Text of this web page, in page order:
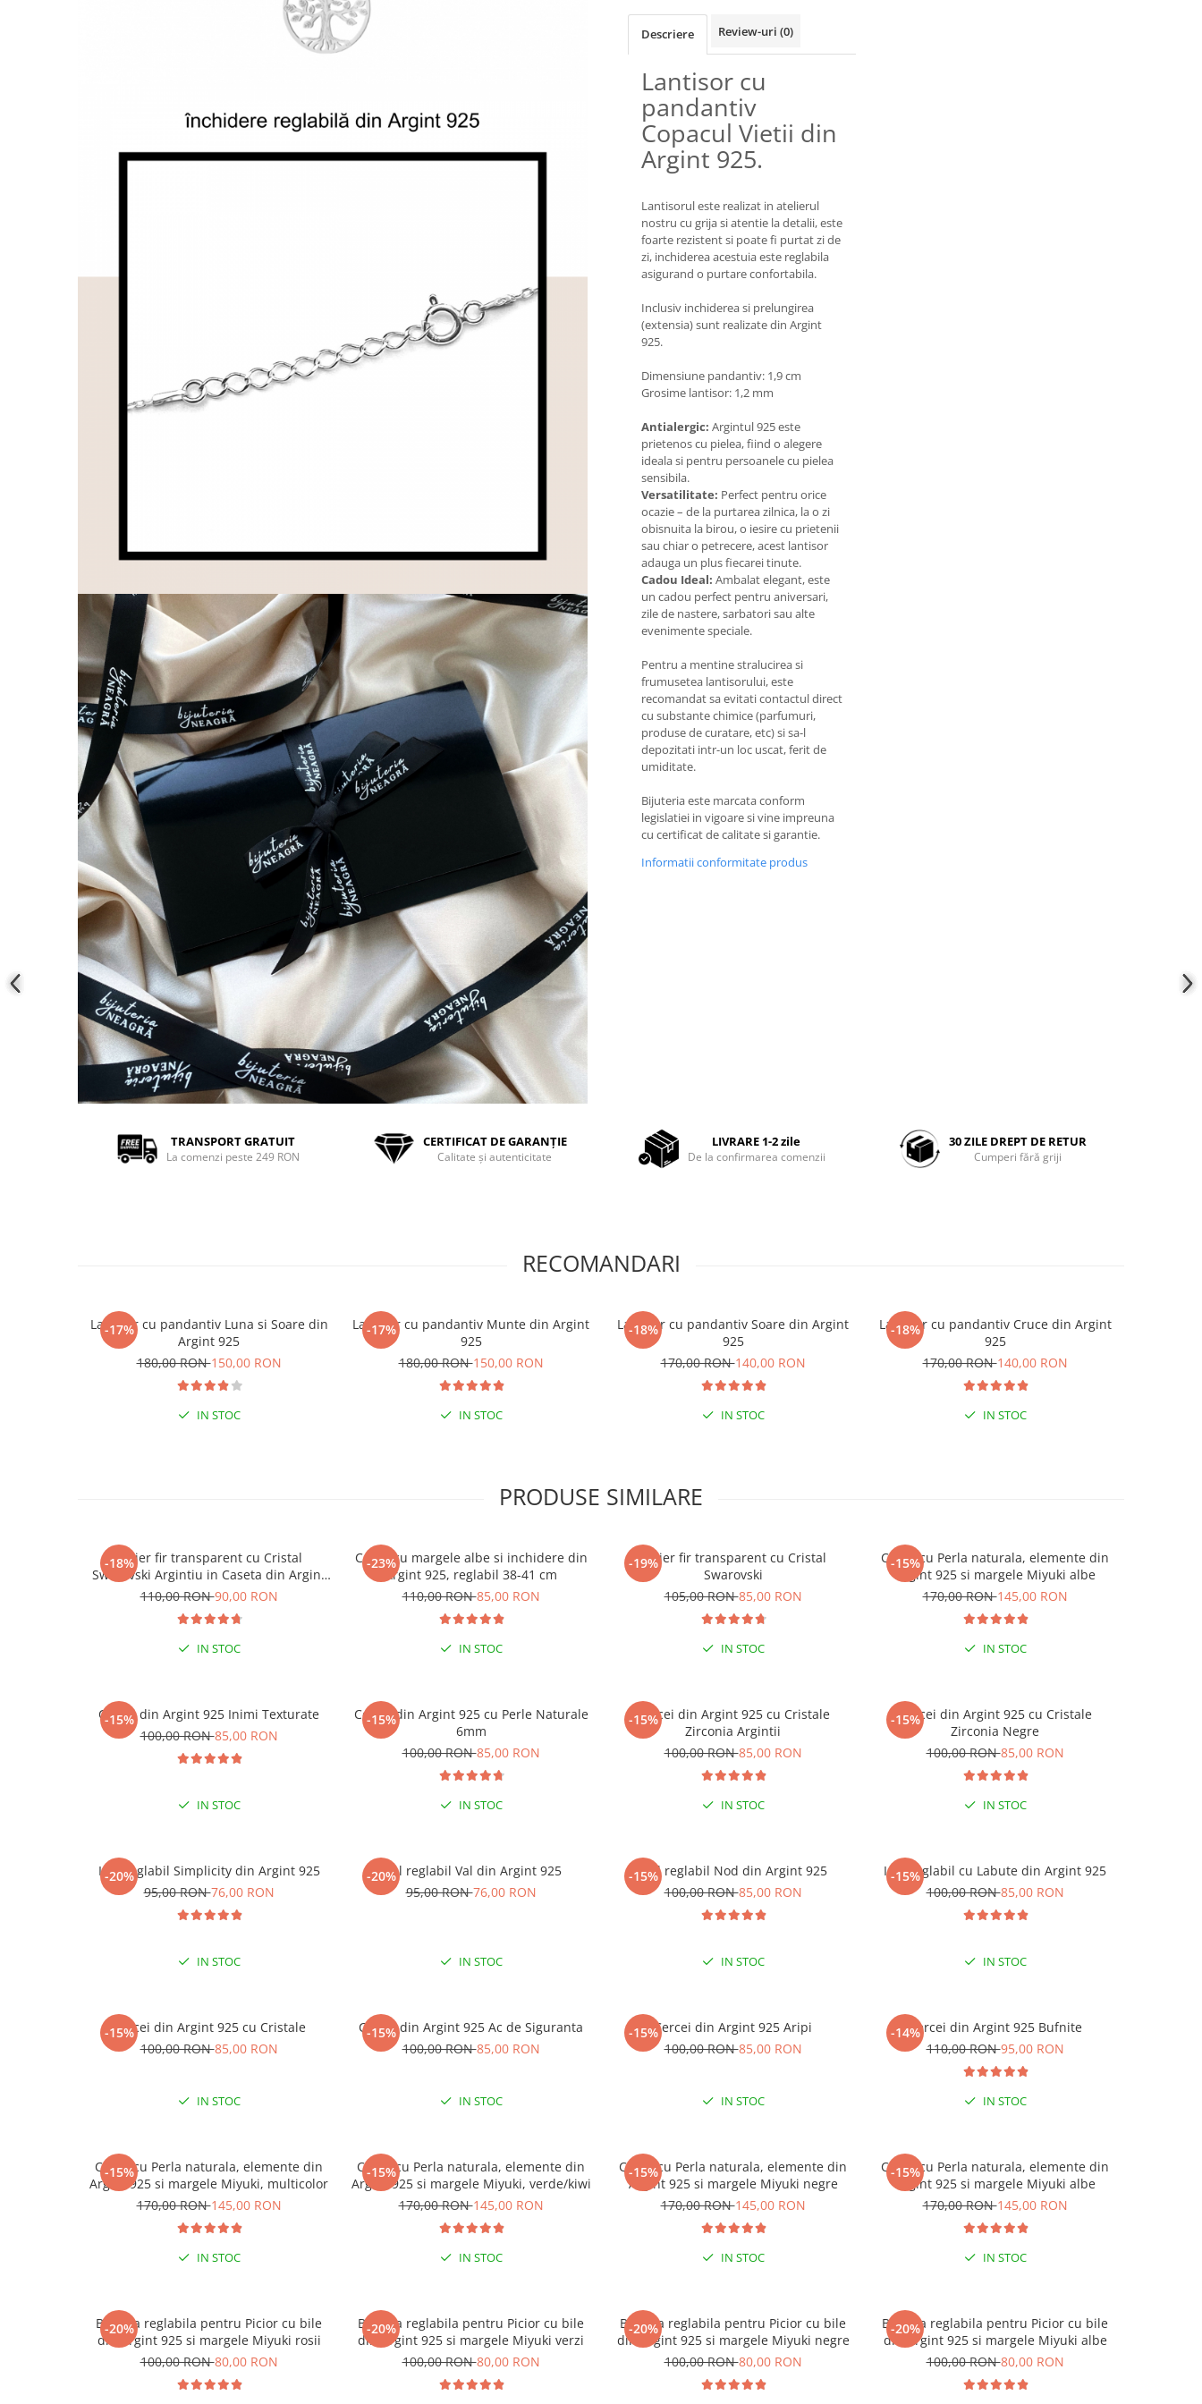
Brățări din Argint cu șnur reglabil
Brățări din Aur cu pietre
Brățări din Argint cu pietre
semiprețioase
Brățări elastice cu pietre
semiprețioase
BRĂȚĂRI DE PICIOR
Brățări de picior din Aur
Brățări de picior din Argint
Coliere cu mărgele colorate și
Coliere cu pietre semiprețioase
Descriere Review-uri (0)
Lantisor cu
pandantiv
Copacul Vietii din
Argint 925.
Lantisorul este realizat in atelierul
nostru cu grija si atentie la detalii, este
foarte rezistent si poate fi purtat zi de
zi, inchiderea acestuia este reglabila
asigurand o purtare confortabila.
Inclusiv inchiderea si prelungirea
(extensia) sunt realizate din Argint
925.
Dimensiune pandantiv: 1,9 cm
Grosime lantisor: 1,2 mm
Antialergic: Argintul 925 este
prietenos cu pielea, fiind o alegere
ideala si pentru persoanele cu pielea
sensibila.
Versatilitate: Perfect pentru orice
ocazie – de la purtarea zilnica, la o zi
obisnuita la birou, o iesire cu prietenii
sau chiar o petrecere, acest lantisor
adauga un plus fiecarei tinute.
Cadou Ideal: Ambalat elegant, este
un cadou perfect pentru aniversari,
zile de nastere, sarbatori sau alte
evenimente speciale.
Pentru a mentine stralucirea si
frumusetea lantisorului, este
recomandat sa evitati contactul direct
cu substante chimice (parfumuri,
produse de curatare, etc) si sa-l
depozitati intr-un loc uscat, ferit de
umiditate.
Bijuteria este marcata conform
legislatiei in vigoare si vine impreuna
cu certificat de calitate si garantie.
Informatii conformitate produs
TRANSPORT GRATUIT
La comenzi peste 249 RON
CERTIFICAT DE GARANȚIE
Calitate și autenticitate
LIVRARE 1-2 zile
De la confirmarea comenzii
30 ZILE DREPT DE RETUR
Cumperi fără griji
RECOMANDARI
-17%
Lantisor cu pandantiv Luna si Soare din
Argint 925
180,00 RON150,00 RON
IN STOC
-17%
Lantisor cu pandantiv Munte din Argint
925
180,00 RON150,00 RON
IN STOC
-18%
Lantisor cu pandantiv Soare din Argint
925
170,00 RON140,00 RON
IN STOC
-18%
Lantisor cu pandantiv Cruce din Argint
925
170,00 RON140,00 RON
IN STOC
PRODUSE SIMILARE
-18%
Colier fir transparent cu Cristal
Swarovski Argintiu in Caseta din Argint
925
110,00 RON90,00 RON
IN STOC
-23%
-15% EXTRA REDUCERE CU CODUL
”VARA”
LA COMENZI DE MINIM 99 RON
Colier cu margele albe si inchidere din
Argint 925, reglabil 38-41 cm
110,00 RON85,00 RON
IN STOC
-19%
Colier fir transparent cu Cristal
Swarovski
105,00 RON85,00 RON
IN STOC
-15%
Colier cu Perla naturala, elemente din
Argint 925 si margele Miyuki albe
170,00 RON145,00 RON
IN STOC
-15%
Cercei din Argint 925 Inimi Texturate
100,00 RON85,00 RON
IN STOC
-15%
Cercei din Argint 925 cu Perle Naturale
6mm
100,00 RON85,00 RON
IN STOC
-15%
Cercei din Argint 925 cu Cristale
Zirconia Argintii
100,00 RON85,00 RON
IN STOC
-15%
Cercei din Argint 925 cu Cristale
Zirconia Negre
100,00 RON85,00 RON
IN STOC
-20%
Inel reglabil Simplicity din Argint 925
95,00 RON76,00 RON
IN STOC
-20%Inel reglabil Val din Argint 925
95,00 RON76,00 RON
IN STOC
-15%
Inel reglabil Nod din Argint 925
100,00 RON85,00 RON
IN STOC
-15%
Inel reglabil cu Labute din Argint 925
100,00 RON85,00 RON
IN STOC
-15%
Cercei din Argint 925 cu Cristale
100,00 RON85,00 RON
IN STOC
-15%
Cercei din Argint 925 Ac de Siguranta
100,00 RON85,00 RON
IN STOC
-15%Cercei din Argint 925 Aripi
100,00 RON85,00 RON
IN STOC
-14%Cercei din Argint 925 Bufnite
110,00 RON95,00 RON
IN STOC
-15%
Colier cu Perla naturala, elemente din
Argint 925 si margele Miyuki, multicolor
170,00 RON145,00 RON
IN STOC
-15%
Colier cu Perla naturala, elemente din
Argint 925 si margele Miyuki, verde/kiwi
170,00 RON145,00 RON
IN STOC
-15%
-15% EXTRA REDUCERE CU CODUL
”VARA”
LA COMENZI DE MINIM 99 RON
Colier cu Perla naturala, elemente din
Argint 925 si margele Miyuki negre
170,00 RON145,00 RON
IN STOC
-15%
Colier cu Perla naturala, elemente din
Argint 925 si margele Miyuki albe
170,00 RON145,00 RON
IN STOC
-20%
Bratara reglabila pentru Picior cu bile
din Argint 925 si margele Miyuki rosii
100,00 RON80,00 RON
-20%
Bratara reglabila pentru Picior cu bile
din Argint 925 si margele Miyuki verzi
100,00 RON80,00 RON
-20%
Bratara reglabila pentru Picior cu bile
din Argint 925 si margele Miyuki negre
100,00 RON80,00 RON
-20%
Bratara reglabila pentru Picior cu bile
din Argint 925 si margele Miyuki albe
100,00 RON80,00 RON